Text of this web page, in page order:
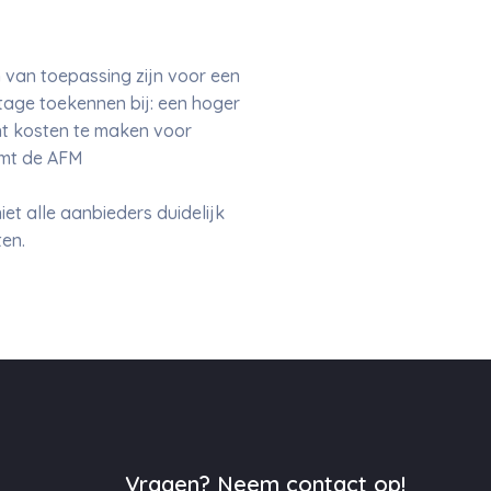
toepassing zijn voor een
toekennen bij: een hoger
kosten te maken voor
de AFM
alle aanbieders duidelijk
Vragen? Neem contact op!